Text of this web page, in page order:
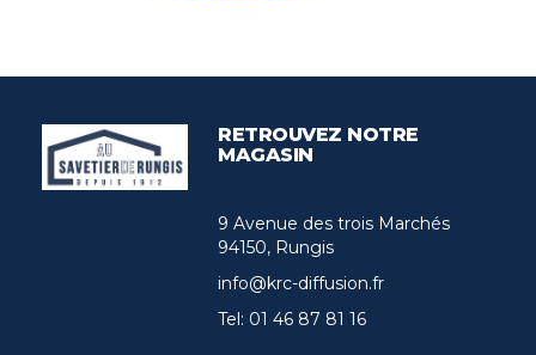
RETROUVEZ NOTRE
MAGASIN
9 Avenue des trois Marchés
94150, Rungis
info@krc-diffusion.fr
Tel: 01 46 87 81 16